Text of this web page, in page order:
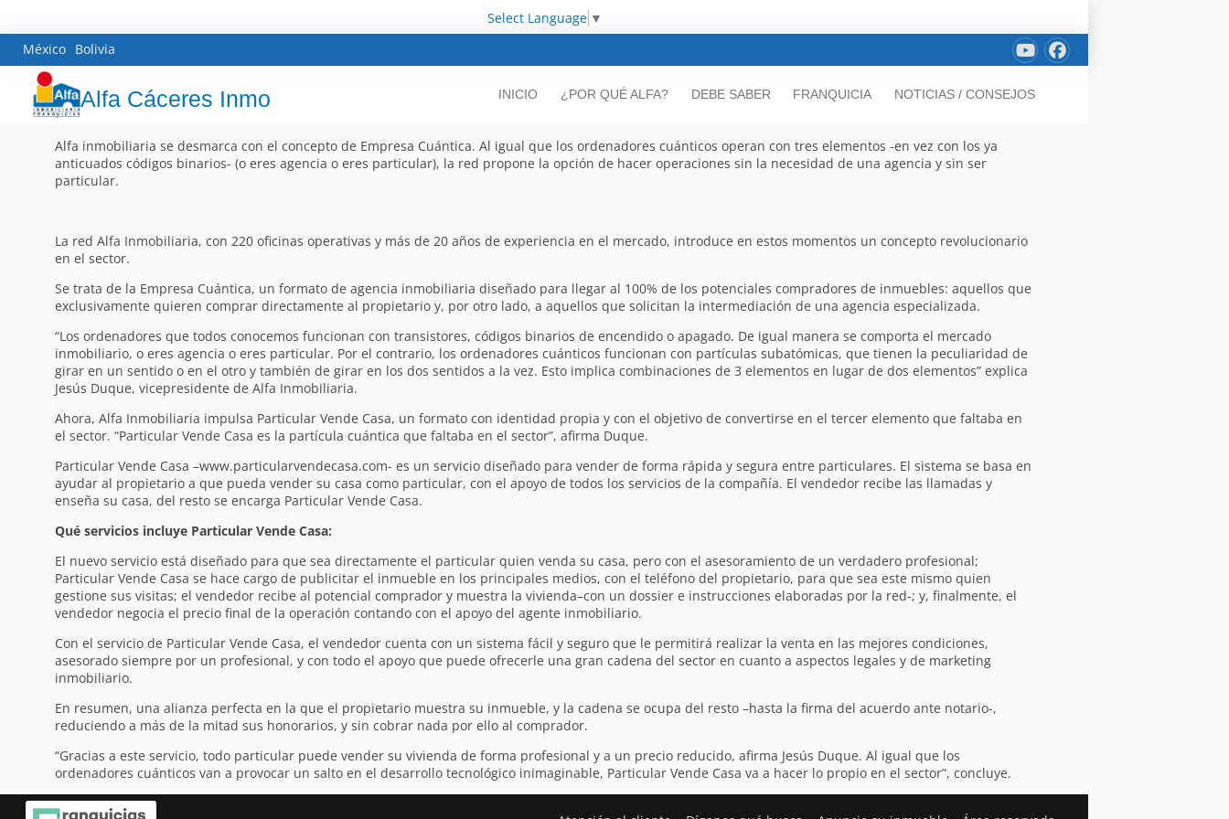
Select Language ▼
México Bolivia
Alfa Cáceres Inmo INICIO ¿POR QUÉ ALFA? DEBE SABER FRANQUICIA NOTICIAS / CONSEJOS
Alfa inmobiliaria se desmarca con el concepto de Empresa Cuántica. Al igual que los ordenadores cuánticos operan con tres elementos -en vez con los ya
anticuados códigos binarios- (o eres agencia o eres particular), la red propone la opción de hacer operaciones sin la necesidad de una agencia y sin ser
particular.
La red Alfa Inmobiliaria, con 220 oficinas operativas y más de 20 años de experiencia en el mercado, introduce en estos momentos un concepto revolucionario
en el sector.
Se trata de la Empresa Cuántica, un formato de agencia inmobiliaria diseñado para llegar al 100% de los potenciales compradores de inmuebles: aquellos que
exclusivamente quieren comprar directamente al propietario y, por otro lado, a aquellos que solicitan la intermediación de una agencia especializada.
“Los ordenadores que todos conocemos funcionan con transistores, códigos binarios de encendido o apagado. De igual manera se comporta el mercado
inmobiliario, o eres agencia o eres particular. Por el contrario, los ordenadores cuánticos funcionan con partículas subatómicas, que tienen la peculiaridad de
girar en un sentido o en el otro y también de girar en los dos sentidos a la vez. Esto implica combinaciones de 3 elementos en lugar de dos elementos” explica
Jesús Duque, vicepresidente de Alfa Inmobiliaria.
Ahora, Alfa Inmobiliaria impulsa Particular Vende Casa, un formato con identidad propia y con el objetivo de convertirse en el tercer elemento que faltaba en
el sector. “Particular Vende Casa es la partícula cuántica que faltaba en el sector”, afirma Duque.
Particular Vende Casa –www.particularvendecasa.com- es un servicio diseñado para vender de forma rápida y segura entre particulares. El sistema se basa en
ayudar al propietario a que pueda vender su casa como particular, con el apoyo de todos los servicios de la compañía. El vendedor recibe las llamadas y
enseña su casa, del resto se encarga Particular Vende Casa.
Qué servicios incluye Particular Vende Casa:
El nuevo servicio está diseñado para que sea directamente el particular quien venda su casa, pero con el asesoramiento de un verdadero profesional;
Particular Vende Casa se hace cargo de publicitar el inmueble en los principales medios, con el teléfono del propietario, para que sea este mismo quien
gestione sus visitas; el vendedor recibe al potencial comprador y muestra la vivienda–con un dossier e instrucciones elaboradas por la red-; y, finalmente, el
vendedor negocia el precio final de la operación contando con el apoyo del agente inmobiliario.
Con el servicio de Particular Vende Casa, el vendedor cuenta con un sistema fácil y seguro que le permitirá realizar la venta en las mejores condiciones,
asesorado siempre por un profesional, y con todo el apoyo que puede ofrecerle una gran cadena del sector en cuanto a aspectos legales y de marketing
inmobiliario.
En resumen, una alianza perfecta en la que el propietario muestra su inmueble, y la cadena se ocupa del resto –hasta la firma del acuerdo ante notario-,
reduciendo a más de la mitad sus honorarios, y sin cobrar nada por ello al comprador.
“Gracias a este servicio, todo particular puede vender su vivienda de forma profesional y a un precio reducido, afirma Jesús Duque. Al igual que los
ordenadores cuánticos van a provocar un salto en el desarrollo tecnológico inimaginable, Particular Vende Casa va a hacer lo propio en el sector”, concluye.